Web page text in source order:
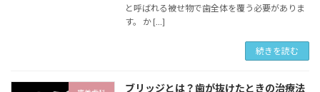
と呼ばれる被せ物で歯全体を覆う必要がありま
す。 か […]
続きを読む
ブリッジとは？歯が抜けたときの治療法